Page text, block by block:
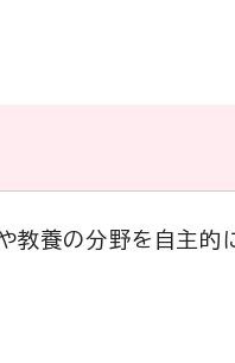
教養の分野を自主的